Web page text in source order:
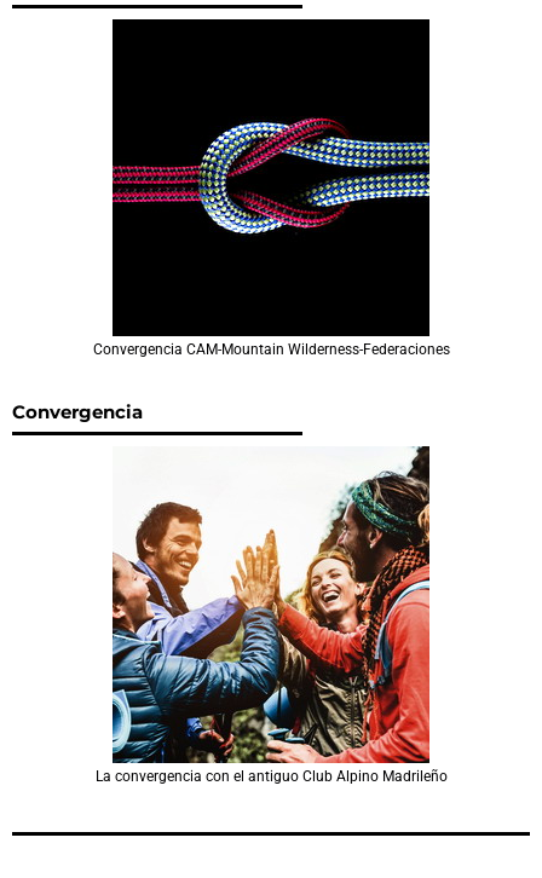
Convergencia CAM-Mountain Wilderness-Federaciones
Convergencia
La convergencia con el antiguo Club Alpino Madrileño